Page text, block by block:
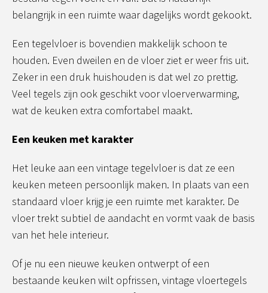
belangrijk in een ruimte waar dagelijks wordt gekookt.
Een tegelvloer is bovendien makkelijk schoon te
houden. Even dweilen en de vloer ziet er weer fris uit.
Zeker in een druk huishouden is dat wel zo prettig.
Veel tegels zijn ook geschikt voor vloerverwarming,
wat de keuken extra comfortabel maakt.
Een keuken met karakter
Het leuke aan een vintage tegelvloer is dat ze een
keuken meteen persoonlijk maken. In plaats van een
standaard vloer krijg je een ruimte met karakter. De
vloer trekt subtiel de aandacht en vormt vaak de basis
van het hele interieur.
Of je nu een nieuwe keuken ontwerpt of een
bestaande keuken wilt opfrissen, vintage vloertegels